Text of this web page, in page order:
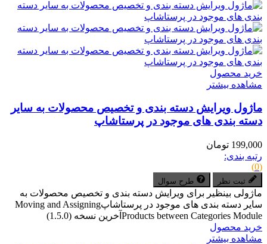
خرید محصول
مشاهده بیشتر
ماژول ویرایش دسته بندی و تخصیص محصولات به سایر
دسته بندی های موجود در پرستاشاپ
199,000 تومان
رتبه بندی:
(0)
ثبت نظر طرح سوال
ماژولی بینظیر برای ویرایش دسته بندی و تخصیص محصولات به
سایر دسته بندی های موجود در پرستاشاپMoving and Assigning
Products between Categories Moduleآخرین نسخه (1.5.0)
خرید محصول
مشاهده بیشتر